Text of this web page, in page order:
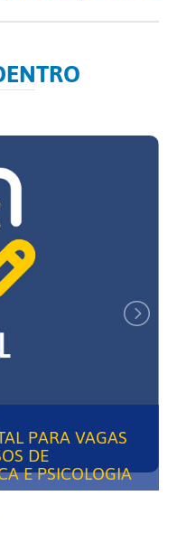
PARA VAGAS
DE
E PSICOLOGIA